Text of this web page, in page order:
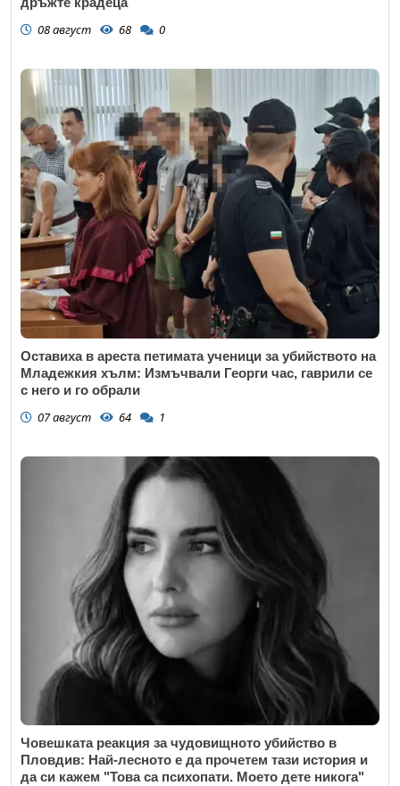
08 август 68 0
Оставиха в ареста петимата ученици за убийството на
Младежкия хълм: Измъчвали Георги час, гаврили се
с него и го обрали
07 август 64 1
Човешката реакция за чудовищното убийство в
Пловдив: Най-лесното е да прочетем тази история и
да си кажем "Това са психопати. Моето дете никога"